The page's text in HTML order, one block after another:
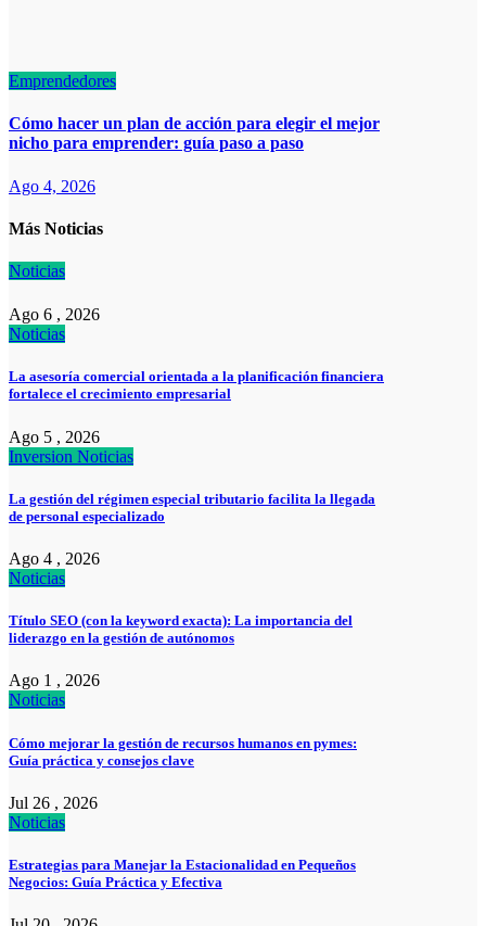
Emprendedores
Cómo hacer un plan de acción para elegir el mejor
nicho para emprender: guía paso a paso
Ago 4, 2026
Más Noticias
Noticias
Ago 6 , 2026
Noticias
La asesoría comercial orientada a la planificación financiera
fortalece el crecimiento empresarial
Ago 5 , 2026
Inversion Noticias
La gestión del régimen especial tributario facilita la llegada
de personal especializado
Ago 4 , 2026
Noticias
Título SEO (con la keyword exacta): La importancia del
liderazgo en la gestión de autónomos
Ago 1 , 2026
Noticias
Cómo mejorar la gestión de recursos humanos en pymes:
Guía práctica y consejos clave
Jul 26 , 2026
Noticias
Estrategias para Manejar la Estacionalidad en Pequeños
Negocios: Guía Práctica y Efectiva